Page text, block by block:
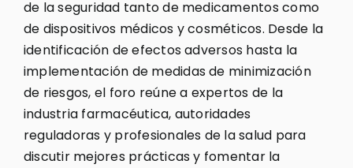
de la seguridad tanto de medicamentos como
de dispositivos médicos y cosméticos. Desde la
identificación de efectos adversos hasta la
implementación de medidas de minimización
de riesgos, el foro reúne a expertos de la
industria farmacéutica, autoridades
reguladoras y profesionales de la salud para
discutir mejores prácticas y fomentar la